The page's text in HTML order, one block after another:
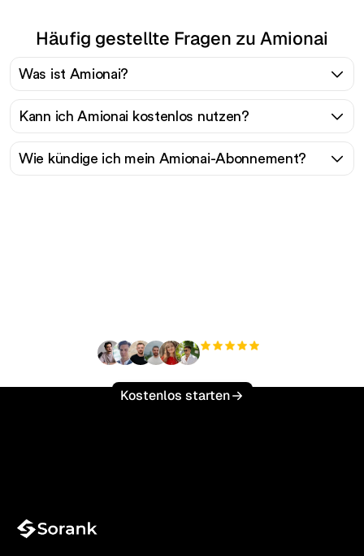
Häufig gestellte Fragen zu Amionai
Was ist Amionai?
Kann ich Amionai kostenlos nutzen?
Wie kündige ich mein Amionai-Abonnement?
Kostenlos starten